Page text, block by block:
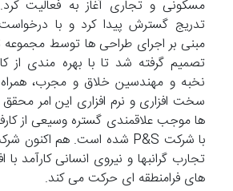
تدریج گسترش پیدا کرد و با درخواست
تصمیم گرفته شد تا با بهره مندی از
نخبه و مهندسین خلاق و مجرب،
سخت افزاری و نرم افزاری این امر محقق
ها موجب علاقمندی گستره وسیعی از
تجارب گرانبها و نیروی انسانی کارآمد
های فرامنطقه ای حرکت می کند.